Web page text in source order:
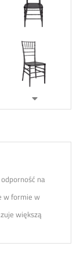
na
w formie w
większą